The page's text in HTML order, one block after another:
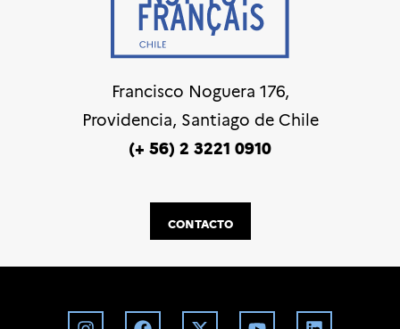
Francisco Noguera 176,
Providencia, Santiago de Chile
(+ 56) 2 3221 0910
CONTACTO